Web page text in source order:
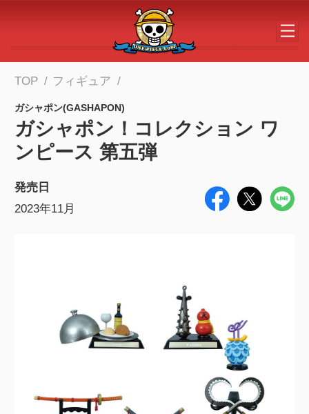
メインコンテンツへスキップする
TOP フィギュア
ガシャポン(GASHAPON)
ガシャポン！コレクション ワ
ンピース 第五弾
発売日
2023年11月